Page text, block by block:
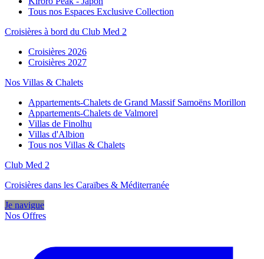
Tous nos Espaces Exclusive Collection
Croisières à bord du Club Med 2
Croisières 2026
Croisières 2027
Nos Villas & Chalets
Appartements-Chalets de Grand Massif Samoëns Morillon
Appartements-Chalets de Valmorel
Villas de Finolhu
Villas d'Albion
Tous nos Villas & Chalets
Club Med 2
Croisières dans les Caraïbes & Méditerranée
Je navigue
Nos Offres